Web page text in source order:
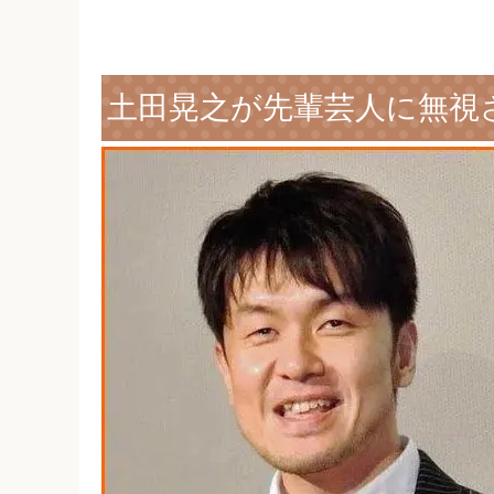
土田晃之が先輩芸人に無視